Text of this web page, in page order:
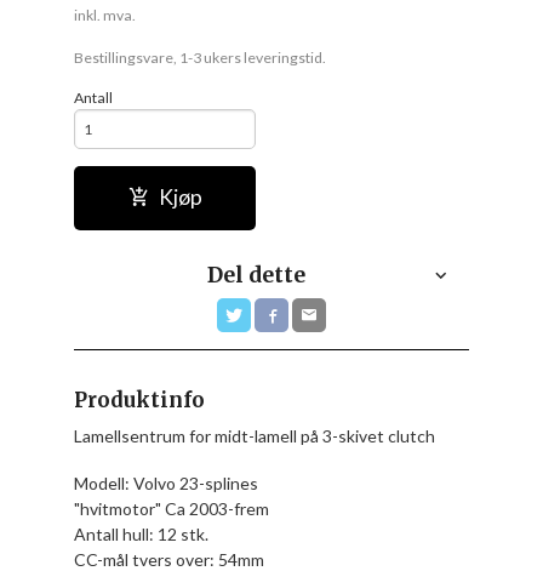
inkl. mva.
Bestillingsvare, 1-3 ukers leveringstid.
Antall
Kjøp
Del dette
Produktinfo
Lamellsentrum for midt-lamell på 3-skivet clutch
Modell: Volvo 23-splines
"hvitmotor" Ca 2003-frem
Antall hull: 12 stk.
CC-mål tvers over: 54mm